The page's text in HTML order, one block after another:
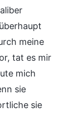
meine
tat es mir
mich
sie
sie